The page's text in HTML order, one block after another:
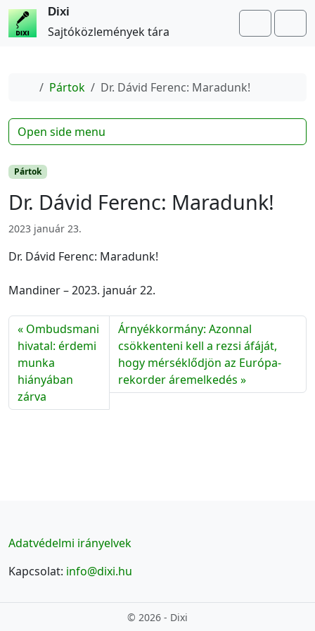
Dixi
Sajtóközlemények tára
Home
Pártok Dr. Dávid Ferenc: Maradunk!
Pártok
Dr. Dávid Ferenc: Maradunk!
2023 január 23.
Dr. Dávid Ferenc: Maradunk!
Mandiner – 2023. január 22.
Ombudsmani
hivatal: érdemi
munka
hiányában
zárva
Árnyékkormány: Azonnal
csökkenteni kell a rezsi áfáját,
hogy mérséklődjön az Európa-
rekorder áremelkedés
Open side menu
Adatvédelmi irányelvek
Kapcsolat: info@dixi.hu
© 2026 - Dixi